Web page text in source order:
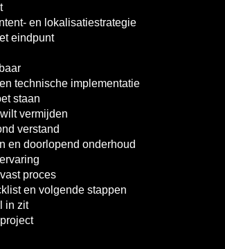
en lokalisatiestrategie
eindpunt
technische implementatie
staan
vermijden
verstand
en doorlopend onderhoud
proces
en volgende stappen
in zit